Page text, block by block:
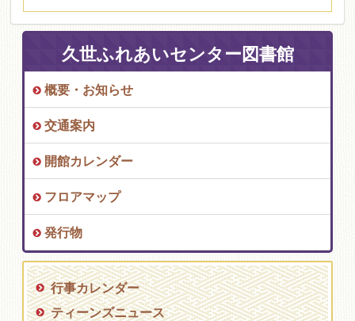
久世ふれあいセンター図書館
概要・お知らせ
交通案内
開館カレンダー
フロアマップ
発行物
行事カレンダー
ティーンズニュース